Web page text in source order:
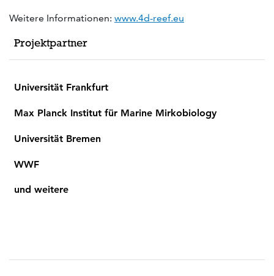
Weitere Informationen: www.4d-reef.eu
Projektpartner
Universität Frankfurt
Max Planck Institut für Marine Mirkobiology
Universität Bremen
WWF
und weitere